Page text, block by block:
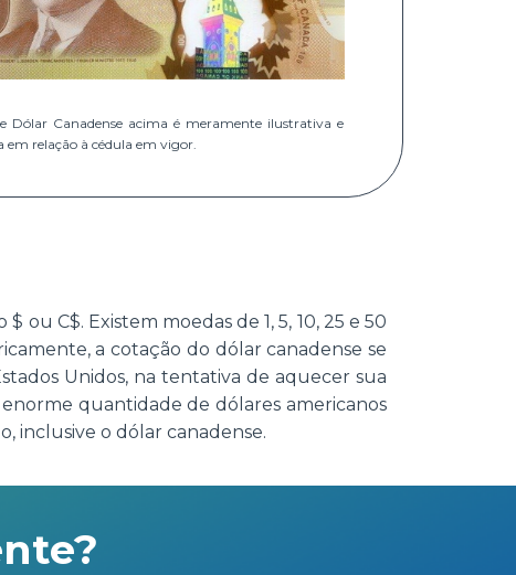
Dólar Canadense acima é meramente ilustrativa e
em relação à cédula em vigor.
C$. Existem moedas de 1, 5, 10, 25 e 50
a cotação do dólar canadense se
Unidos, na tentativa de aquecer sua
quantidade de dólares americanos
inclusive o dólar canadense.